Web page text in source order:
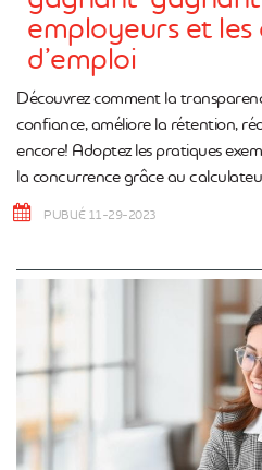
employeurs et
d’emploi
Découvrez comment la
confiance, améliore la rétention,
encore! Adoptez les pratiques
la concurrence grâce au
PUBLIÉ 11-29-2023